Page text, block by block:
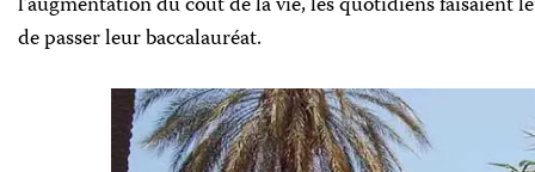
de passer leur baccalauréat.